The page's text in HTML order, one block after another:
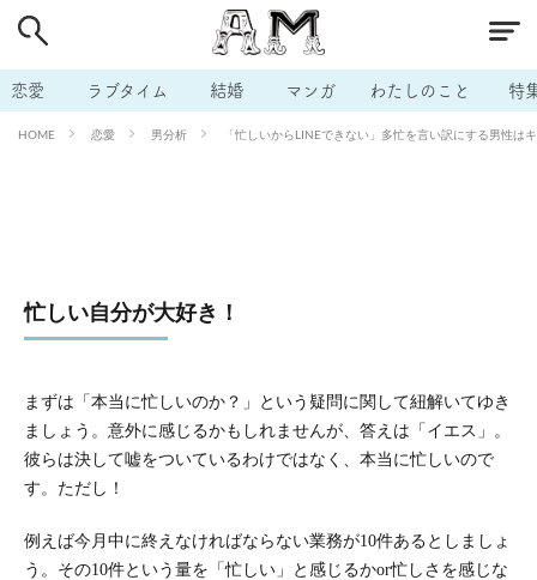
恋愛 ラブタイム 結婚 マンガ わたしのこと 特
HOME 恋愛 男分析 「忙しいからLINEできない」多忙を言い訳にする男性は
忙しい自分が大好き！
まずは「本当に忙しいのか？」という疑問に関して紐解いてゆき
ましょう。意外に感じるかもしれませんが、答えは「イエス」。
彼らは決して嘘をついているわけではなく、本当に忙しいので
す。ただし！
例えば今月中に終えなければならない業務が10件あるとしましょ
う。その10件という量を「忙しい」と感じるかor忙しさを感じな
# 男の本音 # セフレ
# 不倫 # 出会う方法 # マッチングアプリ
# ラブグッズ # 体の相性 # イケない